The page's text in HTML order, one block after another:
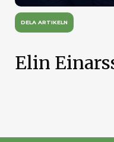
DELA ARTIKELN
Elin